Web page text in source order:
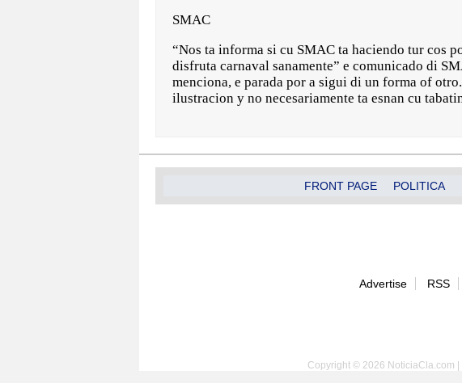
SMAC
“Nos ta informa si cu SMAC ta haciendo tur cos
disfruta carnaval sanamente” e comunicado di
menciona, e parada por a sigui di un forma of
ilustracion y no necesariamente ta esnan cu
FRONT PAGE POLITICA
Advertise RSS
Copyright © 2026 NoticiaCla.com